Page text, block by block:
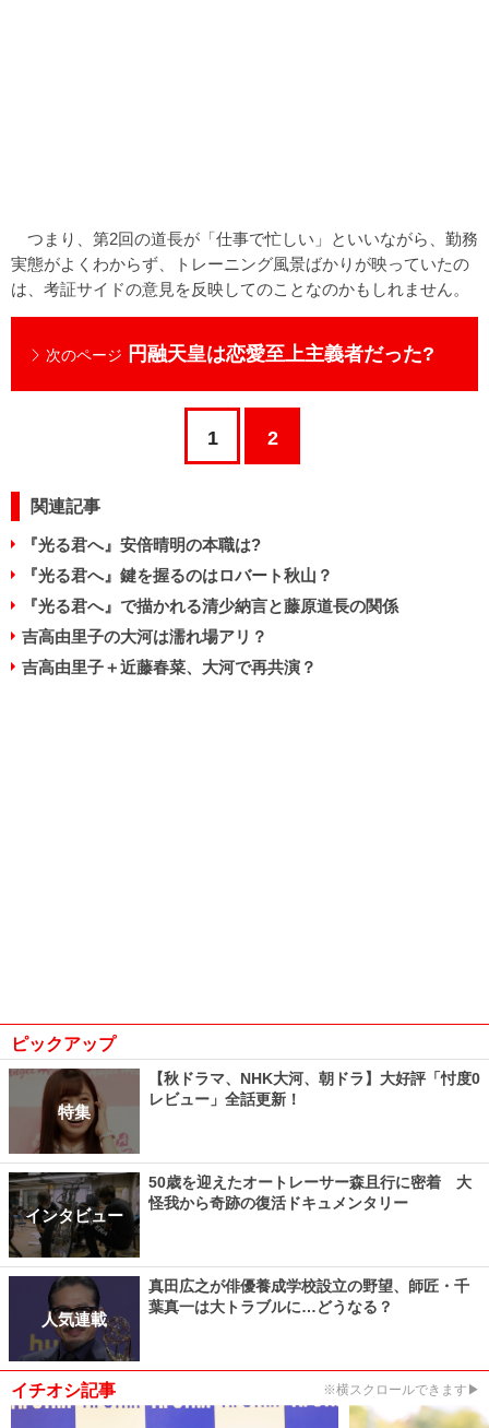
つまり、第2回の道長が「仕事で忙しい」といいながら、勤務
実態がよくわからず、トレーニング風景ばかりが映っていたの
は、考証サイドの意見を反映してのことなのかもしれません。
次のページ 円融天皇は恋愛至上主義者だった?
1 2
関連記事
『光る君へ』安倍晴明の本職は?
『光る君へ』鍵を握るのはロバート秋山？
『光る君へ』で描かれる清少納言と藤原道長の関係
吉高由里子の大河は濡れ場アリ？
吉高由里子＋近藤春菜、大河で再共演？
ピックアップ
特集
【秋ドラマ、NHK大河、朝ドラ】大好評「忖度0
レビュー」全話更新！
インタビュー
50歳を迎えたオートレーサー森且行に密着 大
怪我から奇跡の復活ドキュメンタリー
人気連載
真田広之が俳優養成学校設立の野望、師匠・千
葉真一は大トラブルに…どうなる？
イチオシ記事 ※横スクロールできます▶